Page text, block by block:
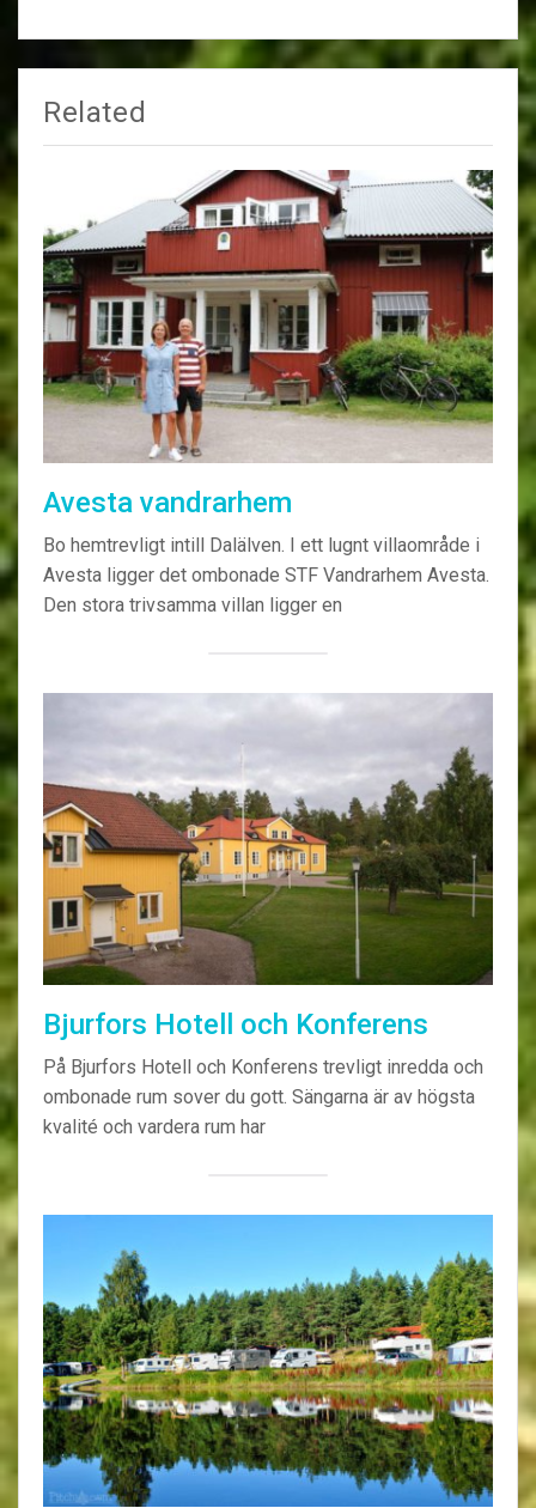
Related
Avesta vandrarhem
Bo hemtrevligt intill Dalälven. I ett lugnt villaområde i
Avesta ligger det ombonade STF Vandrarhem Avesta.
Den stora trivsamma villan ligger en
Bjurfors Hotell och Konferens
På Bjurfors Hotell och Konferens trevligt inredda och
ombonade rum sover du gott. Sängarna är av högsta
kvalité och vardera rum har